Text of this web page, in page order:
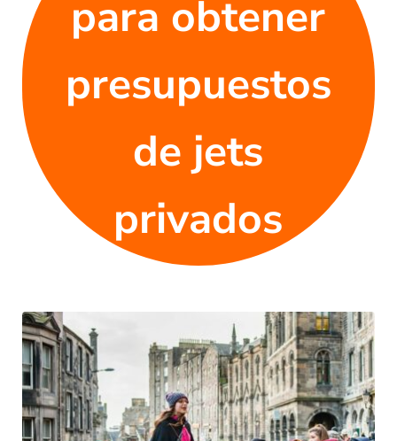
para obtener
presupuestos
de jets
privados